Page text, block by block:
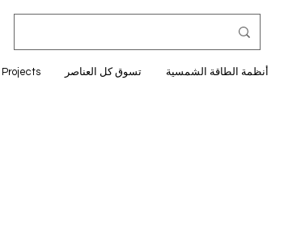
Projects تسوق كل العناصر أنظمة الطاقة الشمسية